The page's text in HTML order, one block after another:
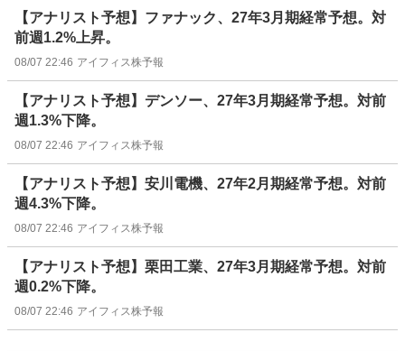
【アナリスト予想】ファナック、27年3月期経常予想。対
前週1.2%上昇。
08/07 22:46 アイフィス株予報
【アナリスト予想】デンソー、27年3月期経常予想。対前
週1.3%下降。
08/07 22:46 アイフィス株予報
【アナリスト予想】安川電機、27年2月期経常予想。対前
週4.3%下降。
08/07 22:46 アイフィス株予報
【アナリスト予想】栗田工業、27年3月期経常予想。対前
週0.2%下降。
08/07 22:46 アイフィス株予報